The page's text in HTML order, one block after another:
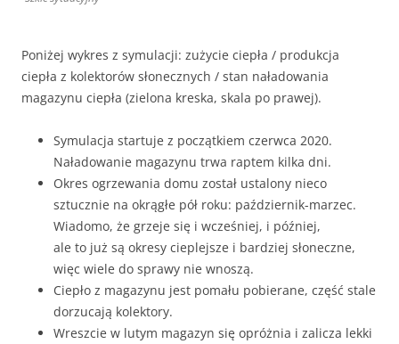
Poniżej wykres z symulacji: zużycie ciepła / produkcja
ciepła z kolektorów słonecznych / stan naładowania
magazynu ciepła (zielona kreska, skala po prawej).
Symulacja startuje z początkiem czerwca 2020.
Naładowanie magazynu trwa raptem kilka dni.
Okres ogrzewania domu został ustalony nieco
sztucznie na okrągłe pół roku: październik-marzec.
Wiadomo, że grzeje się i wcześniej, i później,
ale to już są okresy cieplejsze i bardziej słoneczne,
więc wiele do sprawy nie wnoszą.
Ciepło z magazynu jest pomału pobierane, część stale
dorzucają kolektory.
Wreszcie w lutym magazyn się opróżnia i zalicza lekki